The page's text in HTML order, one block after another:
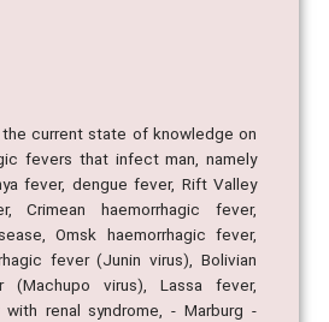
current state of knowledge on
fevers that infect man, namely
fever, dengue fever, Rift Valley
Crimean haemorrhagic fever,
Omsk haemorrhagic fever,
fever (Junin virus), Bolivian
(Machupo virus), Lassa fever,
with renal syndrome, - Marburg -